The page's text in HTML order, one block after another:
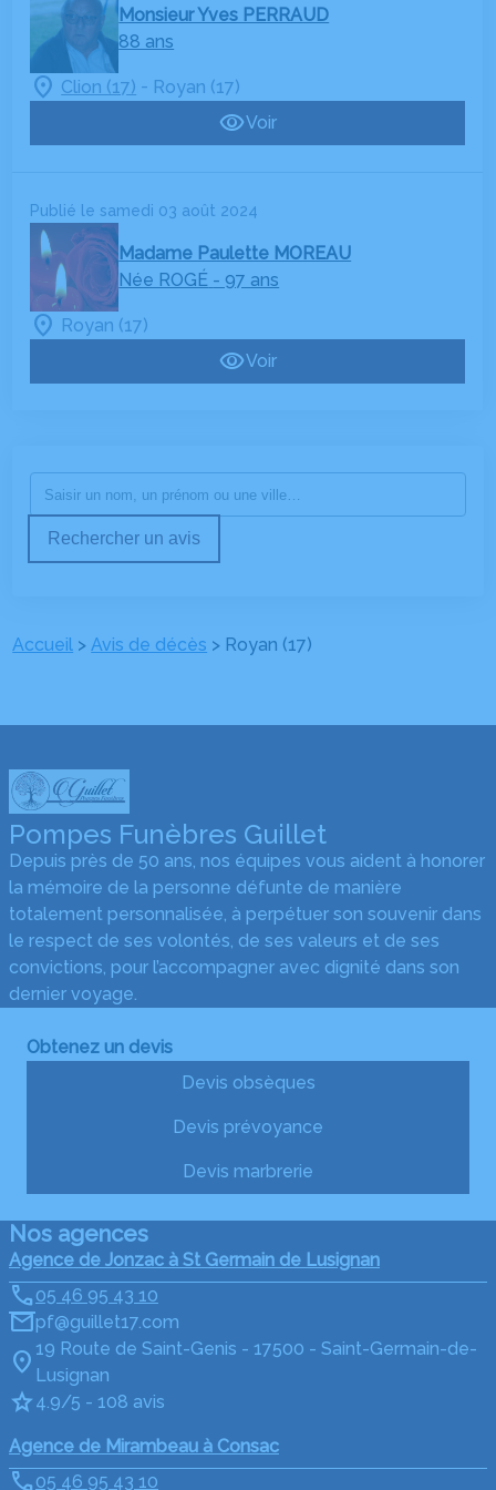
Monsieur Yves PERRAUD
88 ans
Clion (17) - Royan (17)
Voir
Publié le samedi 03 août 2024
Madame Paulette MOREAU
Née ROGÉ - 97 ans
Royan (17)
Voir
Rechercher un avis
Accueil >Avis de décès > Royan (17)
Pompes Funèbres Guillet
Depuis près de 50 ans, nos équipes vous aident à honorer
la mémoire de la personne défunte de manière
totalement personnalisée, à perpétuer son souvenir dans
le respect de ses volontés, de ses valeurs et de ses
convictions, pour l’accompagner avec dignité dans son
dernier voyage.
Obtenez un devis
Devis obsèques
Devis prévoyance
Devis marbrerie
Nos agences
Agence de Jonzac à St Germain de Lusignan
05 46 95 43 10
pf@guillet17.com
19 Route de Saint-Genis - 17500 - Saint-Germain-de-
Lusignan
4.9/5 - 108 avis
Agence de Mirambeau à Consac
05 46 95 43 10